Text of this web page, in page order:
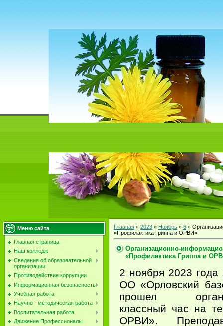
Меню сайта
Главная страница
Наш колледж
Сведения об образовательной
организации
Противодействие коррупции
Информационная безопасность
Учебная работа
Научно - методическая работа
Воспитательная работа
Движение Профессионалы
Главная » 2023 » Ноябрь » 6 »
«Профилактика Гриппа и ОРВИ»
Организационно-
«Профилактика Гриппа и
2 ноября 2023
ОО «Орловский
прошел
классный час на
ОРВИ».